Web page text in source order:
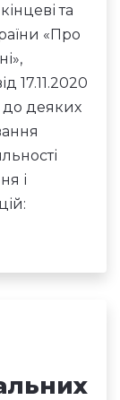
та
«Про
17.11.2020
деяких
і